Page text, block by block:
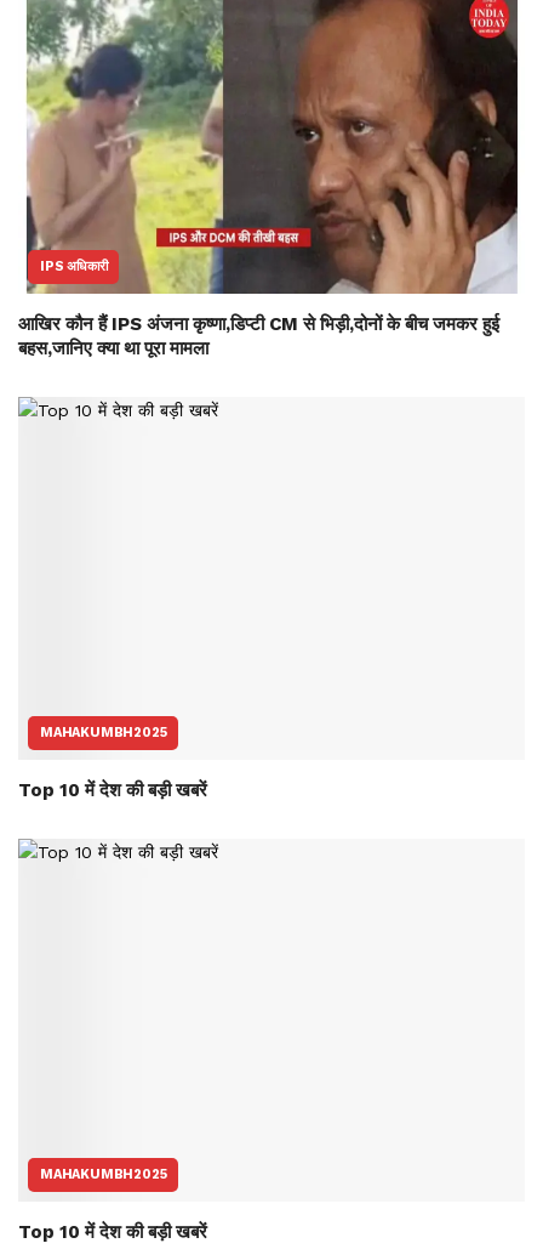
IPS अधिकारी
आखिर कौन हैं IPS अंजना कृष्णा,डिप्टी CM से भिड़ी,दोनों के बीच जमकर हुई
बहस,जानिए क्या था पूरा मामला
MAHAKUMBH2025
Top 10 में देश की बड़ी खबरें
MAHAKUMBH2025
Top 10 में देश की बड़ी खबरें